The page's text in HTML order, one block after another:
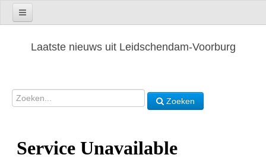
Laatste nieuws uit Leidschendam-Voorburg
Zoeken